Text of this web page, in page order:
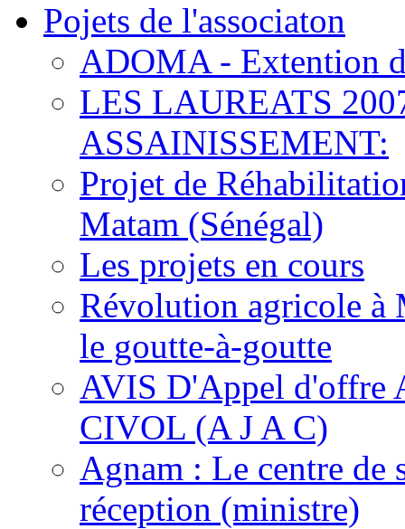
Pojets de l'associaton
ADOMA - Extention
LES LAUREATS
ASSAINISSEMENT:
Projet de
Matam (Sénégal)
Les projets en cours
Révolution agricole à
le goutte-à-goutte
AVIS D'Appel d'offre
CIVOL (A J A C)
Agnam : Le centre de
réception (ministre)